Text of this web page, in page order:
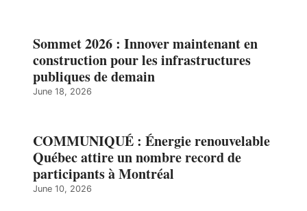
Sommet 2026 : Innover maintenant en
construction pour les infrastructures
publiques de demain
June 18, 2026
COMMUNIQUÉ : Énergie renouvelable
Québec attire un nombre record de
participants à Montréal
June 10, 2026